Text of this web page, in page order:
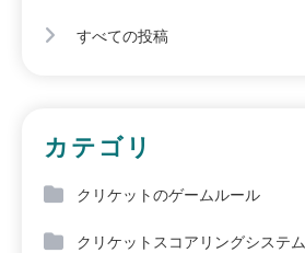
すべての投稿
カテゴリ
クリケットのゲームルール
クリケットスコアリングシステム